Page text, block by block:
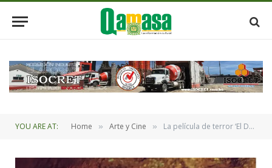
YOU ARE AT: Home » Arte y Cine » La película de terror ‘El Descenso’ llegan al cine este 1 de enero